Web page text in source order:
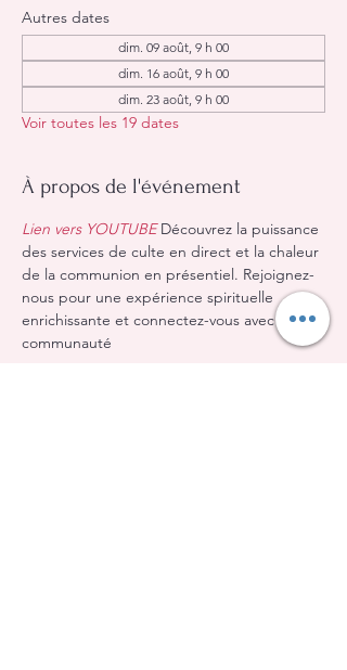
Autres dates
dim. 09 août, 9 h 00
dim. 16 août, 9 h 00
dim. 23 août, 9 h 00
Voir toutes les 19 dates
À propos de l'événement
Lien vers YOUTUBE Découvrez la puissance
des services de culte en direct et la chaleur
de la communion en présentiel. Rejoignez-
nous pour une expérience spirituelle
enrichissante et connectez-vous avec notre
communauté